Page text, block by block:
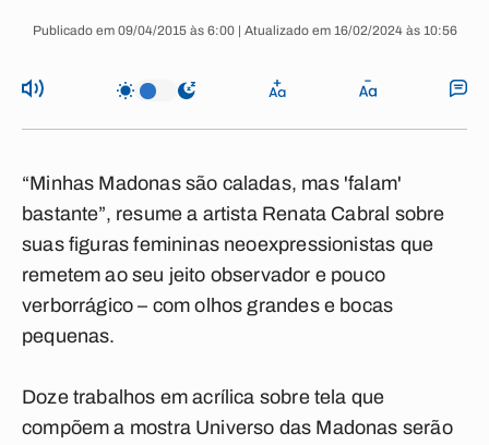
Publicado em 09/04/2015 às 6:00 | Atualizado em 16/02/2024 às 10:56
“Minhas Madonas são caladas, mas 'falam'
bastante”, resume a artista Renata Cabral sobre
suas figuras femininas neoexpressionistas que
remetem ao seu jeito observador e pouco
verborrágico – com olhos grandes e bocas
pequenas.
Doze trabalhos em acrílica sobre tela que
compõem a mostra Universo das Madonas serão